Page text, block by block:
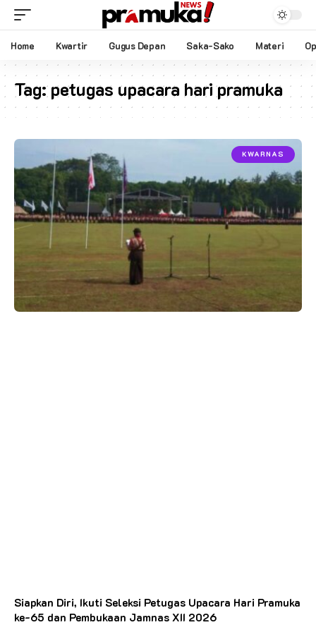
Home Kwartir Gugus Depan Saka-Sako Materi
Tag:petugas upacara hari pramuka
KWARNAS
Siapkan Diri, Ikuti Seleksi Petugas Upacara Hari Pramuka
ke-65 dan Pembukaan Jamnas XII 2026